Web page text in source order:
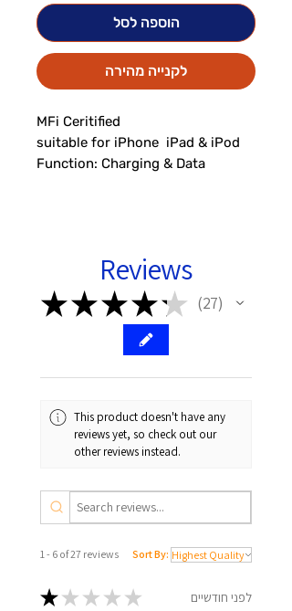
הוספה לסל
לקנייה מהירה
Function: Charging & Data
US171_3
Reviews
★★★★★ 27
27
This product doesn't have any
reviews yet, so check out our
other reviews instead.
1 - 6 of 27 reviews Sort By:
★ ★ ★ ★ ★ לפני חודשיים